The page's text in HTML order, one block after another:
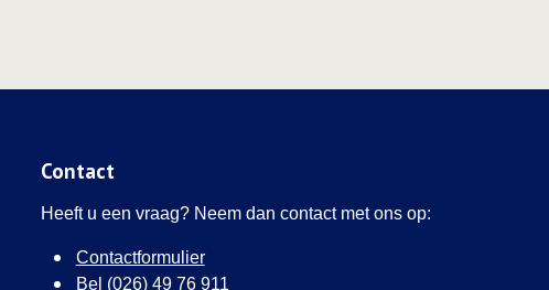
Contact
Heeft u een vraag? Neem dan contact met ons op:
Contactformulier
Bel (026) 49 76 911